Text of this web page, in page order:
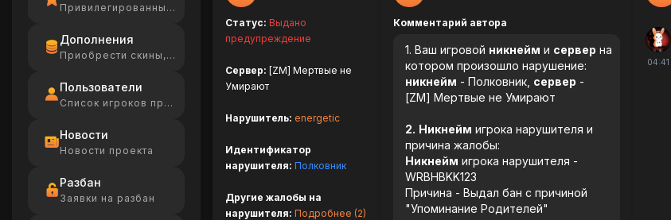
Привилегированные игроки
Дополнения
Приобрести скины, Ammo
Пользователи
Список игроков проекта
Новости
Новости проекта
Разбан
Заявки на разбан
Статус: Выдано
предупреждение
Сервер: [ZM] Мертвые не
Умирают
Нарушитель: energetic
Идентификатор
нарушителя: Полковник
Другие жалобы на
нарушителя: Подробнее (2)
Комментарий автора
1. Ваш игровой никнейм и сервер на
котором произошло нарушение:
никнейм - Полковник, сервер -
[ZM] Мертвые не Умирают
2. Никнейм игрока нарушителя и
причина жалобы:
Никнейм игрока нарушителя -
WRBHBKK123
Причина - Выдал бан с причиной
"Упоминание Родителей"
04:41